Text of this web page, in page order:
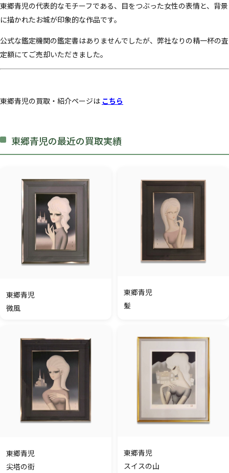
東郷青児の代表的なモチーフである、目をつぶった女性の表情と、背景
に描かれたお城が印象的な作品です。
公式な鑑定機関の鑑定書はありませんでしたが、弊社なりの精一杯の査
定額にてご売却いただきました。
東郷青児の買取・紹介ページは こちら
東郷青児の最近の買取実績
東郷青児
微風
東郷青児
髪
東郷青児
尖塔の街
東郷青児
スイスの山